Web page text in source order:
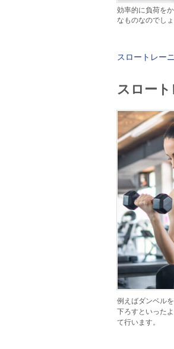
効率的に負荷を
なものなのでし
スロートレー
スロー
例えばダンベル
下ろすといった
て行います。